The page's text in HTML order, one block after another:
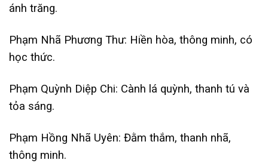
ánh trăng.
Phạm Nhã Phương Thư: Hiền hòa, thông minh, có
học thức.
Phạm Quỳnh Diệp Chi: Cành lá quỳnh, thanh tú và
tỏa sáng.
Phạm Hồng Nhã Uyên: Đằm thắm, thanh nhã,
thông minh.